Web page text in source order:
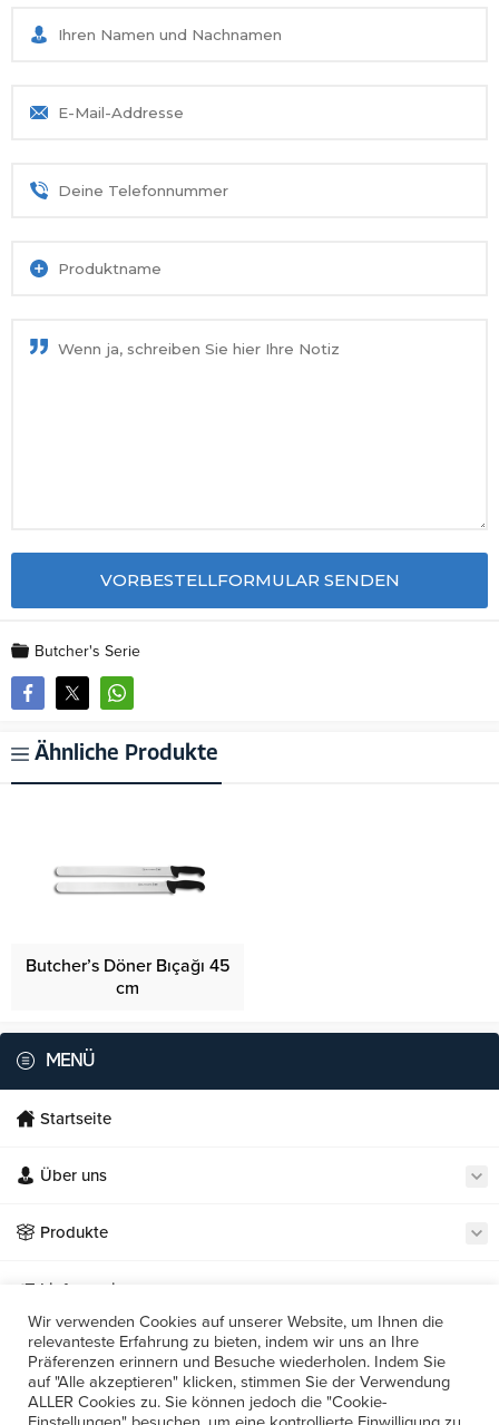
Butcher's Serie
Ähnliche Produkte
Butcher’s Döner Bıçağı 45
cm
MENÜ
Startseite
Über uns
Produkte
Lieferservice
Unsere Restaurants
Kontakt
Cevap Yaz
Wir verwenden Cookies auf unserer Website, um Ihnen die
relevanteste Erfahrung zu bieten, indem wir uns an Ihre
Präferenzen erinnern und Besuche wiederholen. Indem Sie
auf "Alle akzeptieren" klicken, stimmen Sie der Verwendung
ALLER Cookies zu. Sie können jedoch die "Cookie-